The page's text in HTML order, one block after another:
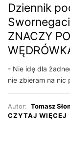
Dziennik
ZNACZY
- Nie idę dla
nie zbieram na nic
Autor: Tomasz
CZYTAJ WIĘCEJ